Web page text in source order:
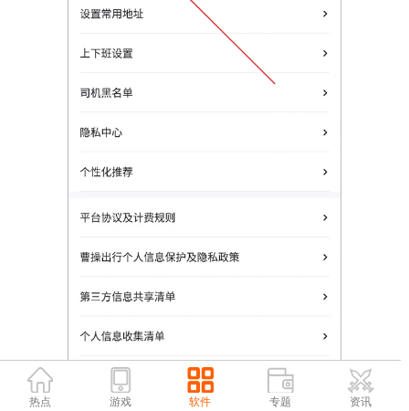
热点 游戏 软件 专题 资讯